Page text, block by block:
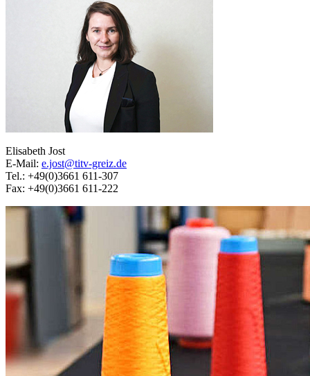
Elisabeth Jost
E-Mail: e.jost@titv-greiz.de
Tel.: +49(0)3661 611-307
Fax: +49(0)3661 611-222